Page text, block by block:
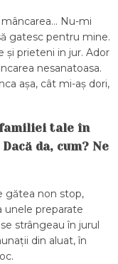
Nu-mi
gatesc pentru mine.
și prieteni in jur. Ador
nesanatoasa.
așa, cât mi-aș dori,
tale în
da, cum? Ne
gătea non stop,
unele preparate
strângeau în jurul
din aluat, în